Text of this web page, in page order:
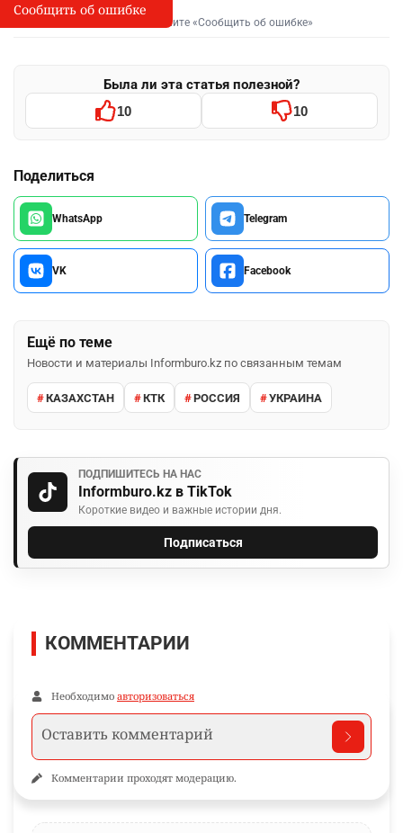
I
Сообщить об опечатке
Выделите фрагмент и нажмите «Сообщить об ошибке»
Была ли эта статья полезной?
10 10
Поделиться
WhatsApp Telegram
VK Facebook
Ещё по теме
Новости и материалы Informburo.kz по связанным темам
КАЗАХСТАН КТК РОССИЯ УКРАИНА
ПОДПИШИТЕСЬ НА НАС
Informburo.kz в TikTok
Короткие видео и важные истории дня.
Подписаться
Сообщить об ошибке
КОММЕНТАРИИ
Необходимо авторизоваться
Комментарии проходят модерацию.